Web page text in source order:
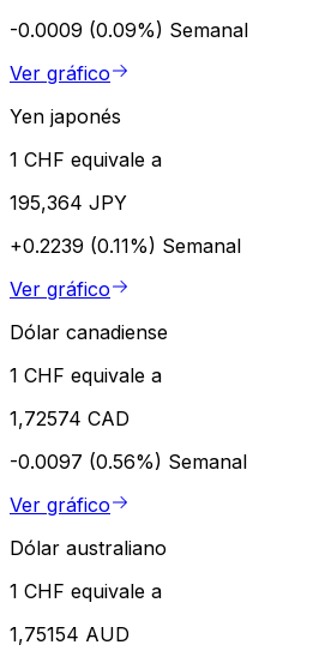
-0.0009 (0.09%) Semanal
Ver gráfico
Yen japonés
1 CHF equivale a
195,364 JPY
+0.2239 (0.11%) Semanal
Ver gráfico
Dólar canadiense
1 CHF equivale a
1,72574 CAD
-0.0097 (0.56%) Semanal
Ver gráfico
Dólar australiano
1 CHF equivale a
1,75154 AUD